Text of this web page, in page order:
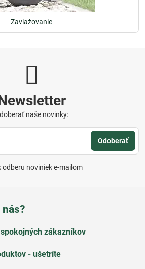
Zavlažovanie
naše novinky:
Odoberať
odberu noviniek e-mailom
zákazníkov
- ušetríte